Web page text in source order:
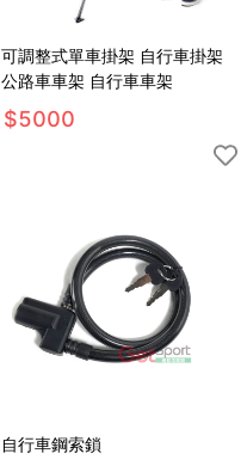
可調整式單車掛架 自行車掛架
公路車車架 自行車車架
$5000
自行車鋼索鎖